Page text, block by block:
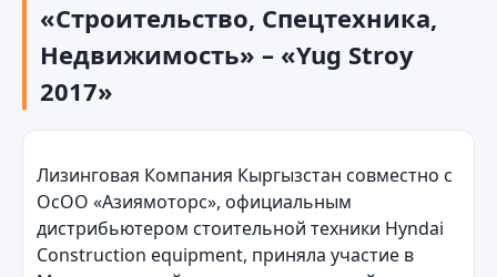
«Строительство, Спецтехника,
Недвижимость» – «Yug Stroy
2017»
Лизинговая Компания Кыргызстан совместно с
ОсОО «Aзиямоторс», официальным
дистрибьютером стоительной техники Hyndai
Construction equipment, приняла участие в